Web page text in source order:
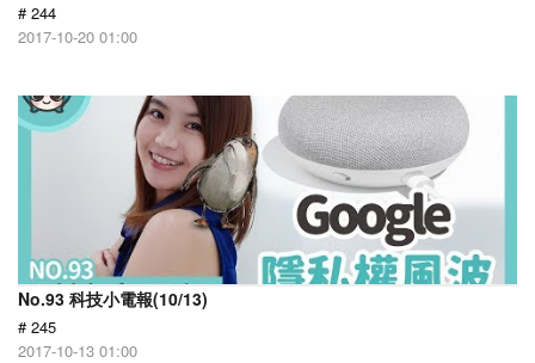
# 244
2017-10-20 01:00
No.93 科技小電報(10/13)
# 245
2017-10-13 01:00